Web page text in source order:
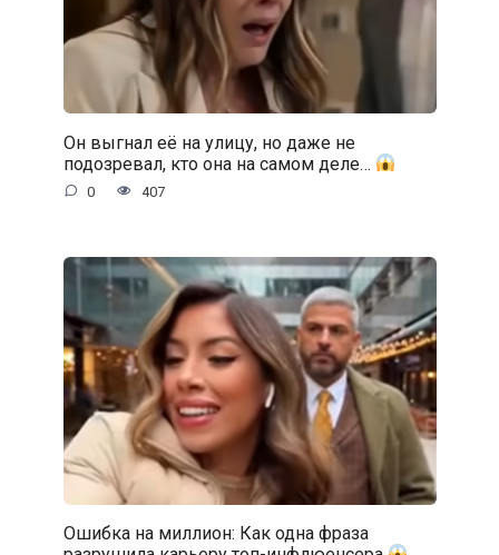
Он выгнал её на улицу, но даже не
подозревал, кто она на самом деле…
0 407
Ошибка на миллион: Как одна фраза